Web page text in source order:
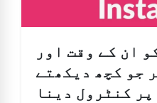
ان کے وقت اور
جو کچھ دیکھتے
پر کنٹرول دینا